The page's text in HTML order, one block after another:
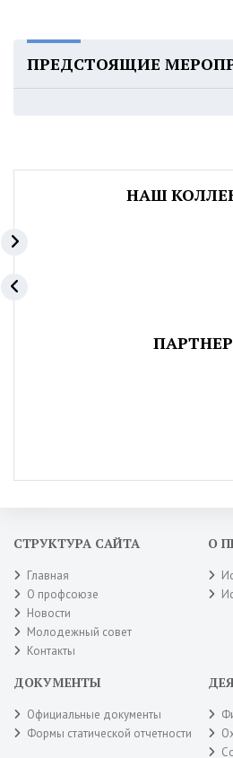
ПРЕДСТОЯЩИЕ
НАШ
СТРУКТУРА САЙТА
Главная
О профсоюзе
Новости
Молодежный совет
Контакты
О
ДОКУМЕНТЫ
Официальные документы
Формы статической отчетности